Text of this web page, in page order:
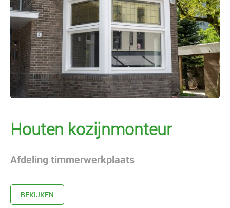
Houten kozijnmonteur
Afdeling timmerwerkplaats
BEKIJKEN